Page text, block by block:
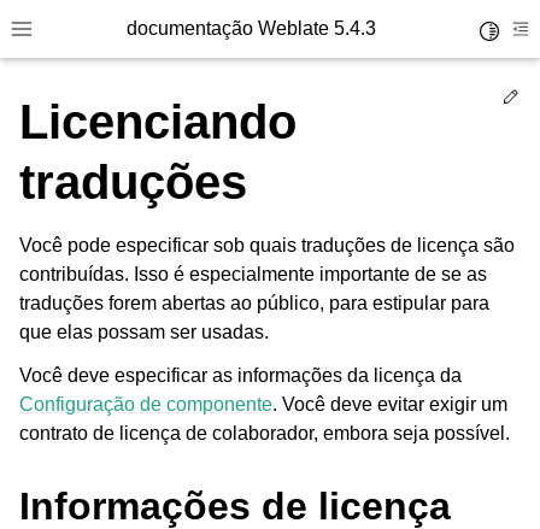
Toggle site navigation sidebar
documentação Weblate 5.4.3
Licenciando
traduções
Você pode especificar sob quais traduções de licença são
contribuídas. Isso é especialmente importante de se as
traduções forem abertas ao público, para estipular para
que elas possam ser usadas.
Você deve especificar as informações da licença da
Configuração de componente. Você deve evitar exigir um
contrato de licença de colaborador, embora seja possível.
Informações de licença